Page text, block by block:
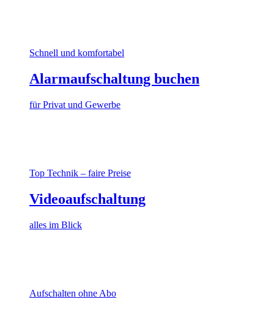
Schnell und komfortabel
Alarmaufschaltung buchen
für Privat und Gewerbe
Top Technik – faire Preise
Videoaufschaltung
alles im Blick
Aufschalten ohne Abo